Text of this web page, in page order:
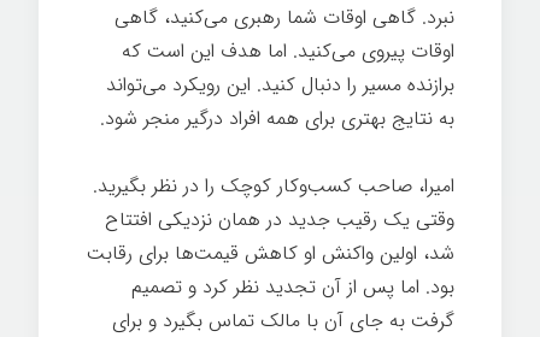
نبرد. گاهی اوقات شما رهبری می‌کنید، گاهی
اوقات پیروی می‌کنید. اما هدف این است که
برازنده مسیر را دنبال کنید. این رویکرد می‌تواند
به نتایج بهتری برای همه افراد درگیر منجر شود.
امیرا، صاحب کسب‌وکار کوچک را در نظر بگیرید.
وقتی یک رقیب جدید در همان نزدیکی افتتاح
شد، اولین واکنش او کاهش قیمت‌ها برای رقابت
بود. اما پس از آن تجدید نظر کرد و تصمیم
گرفت به جای آن با مالک تماس بگیرد و برای